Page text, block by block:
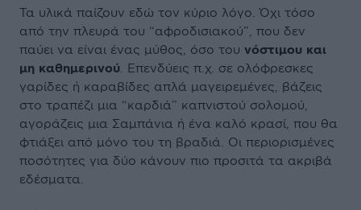
Τα υλικά παίζουν εδώ τον κύριο λόγο. Όχι τόσο
από την πλευρά του “αφροδισιακού”, που δεν
παύει να είναι ένας μύθος, όσο του νόστιμου και
μη καθημερινού. Επενδύεις π.χ. σε ολόφρεσκες
γαρίδες ή καραβίδες απλά μαγειρεμένες, βάζεις
στο τραπέζι μια “καρδιά” καπνιστού σολομού,
αγοράζεις μια Σαμπάνια ή ένα καλό κρασί, που θα
φτιάξει από μόνο του τη βραδιά. Οι περιορισμένες
ποσότητες για δύο κάνουν πιο προσιτά τα ακριβά
εδέσματα.